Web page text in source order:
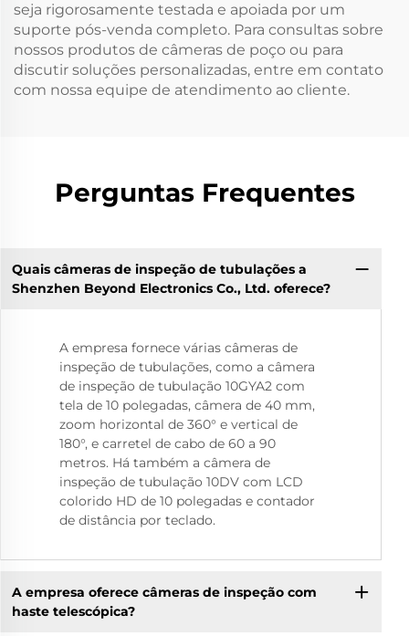
seja rigorosamente testada e apoiada por um
suporte pós-venda completo. Para consultas sobre
nossos produtos de câmeras de poço ou para
discutir soluções personalizadas, entre em contato
com nossa equipe de atendimento ao cliente.
Perguntas Frequentes
Quais câmeras de inspeção de tubulações a
Shenzhen Beyond Electronics Co., Ltd. oferece?
A empresa fornece várias câmeras de
inspeção de tubulações, como a câmera
de inspeção de tubulação 10GYA2 com
tela de 10 polegadas, câmera de 40 mm,
zoom horizontal de 360° e vertical de
180°, e carretel de cabo de 60 a 90
metros. Há também a câmera de
inspeção de tubulação 10DV com LCD
colorido HD de 10 polegadas e contador
de distância por teclado.
A empresa oferece câmeras de inspeção com
haste telescópica?